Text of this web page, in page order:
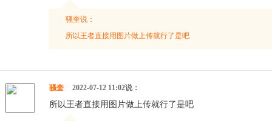
骚奎说：
所以王者直接用图片做上传就行了是吧
骚奎 2022-07-12 11:02说：
所以王者直接用图片做上传就行了是吧